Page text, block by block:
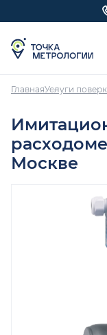
ГлавнаяУслуги
Москве